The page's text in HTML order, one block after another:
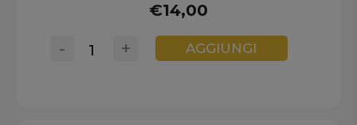
€14,00
+
- AGGIUNGI